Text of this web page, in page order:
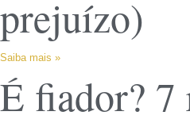
prejuízo)
Saiba mais »
É fiador? 7